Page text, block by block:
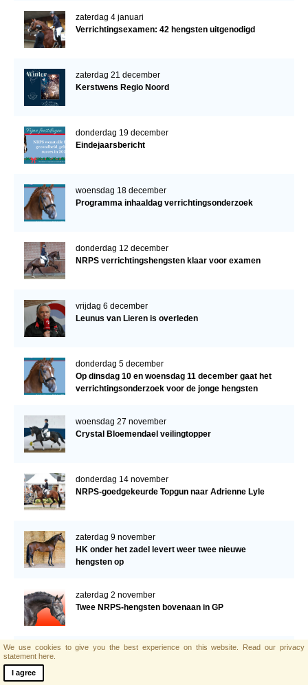
zaterdag 4 januari
Verrichtingsexamen: 42 hengsten uitgenodigd
zaterdag 21 december
Kerstwens Regio Noord
donderdag 19 december
Eindejaarsbericht
woensdag 18 december
Programma inhaaldag verrichtingsonderzoek
donderdag 12 december
NRPS verrichtingshengsten klaar voor examen
vrijdag 6 december
Leunus van Lieren is overleden
donderdag 5 december
Op dinsdag 10 en woensdag 11 december gaat het
verrichtingsonderzoek voor de jonge hengsten
woensdag 27 november
Crystal Bloemendael veilingtopper
donderdag 14 november
NRPS-goedgekeurde Topgun naar Adrienne Lyle
zaterdag 9 november
HK onder het zadel levert weer twee nieuwe
hengsten op
zaterdag 2 november
Twee NRPS-hengsten bovenaan in GP
vrijdag 1 november
We use cookies to give you the best experience on this website. Read our privacy
statement here.
I agree